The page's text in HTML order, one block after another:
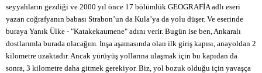
seyyahların gezdiği ve 2000 yıl önce 17 bölümlük GEOGRAFİA adlı eseri
yazan coğrafyanın babası Strabon’un da Kula’ya da yolu düşer. Ve eserinde
buraya Yanık Ülke - "Katakekaumene" adını verir. Bugün ise ben, Ankaralı
dostlarımla burada olacağım. İnşa aşamasında olan ilk giriş kapısı, anayoldan 2
kilometre uzaktadır. Ancak yürüyüş yollarına ulaşmak için bu kapıdan da
sonra, 3 kilometre daha gitmek gerekiyor. Biz, yol bozuk olduğu için yavaşça